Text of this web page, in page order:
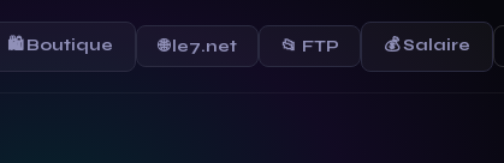
🛍 Boutique 🌐 le7.net 📂 FTP 💰 Salaire